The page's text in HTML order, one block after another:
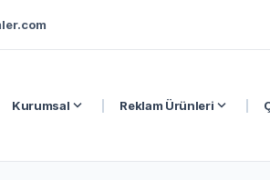
Kurumsal expand_more Reklam Ürünleri expand_more